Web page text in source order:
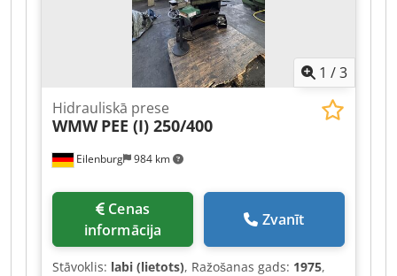
1 /3
Eilenburg 984 km
Hidrauliskā prese
WMW PEE (I) 250/400
informācija
Zvanīt
Stāvoklis: labi (lietots), Ražošanas gads: 1975,